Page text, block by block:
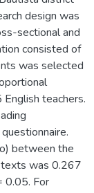
design was
sectional and
consisted of
was selected
teachers.
between the
texts was 0.267
0.05. For